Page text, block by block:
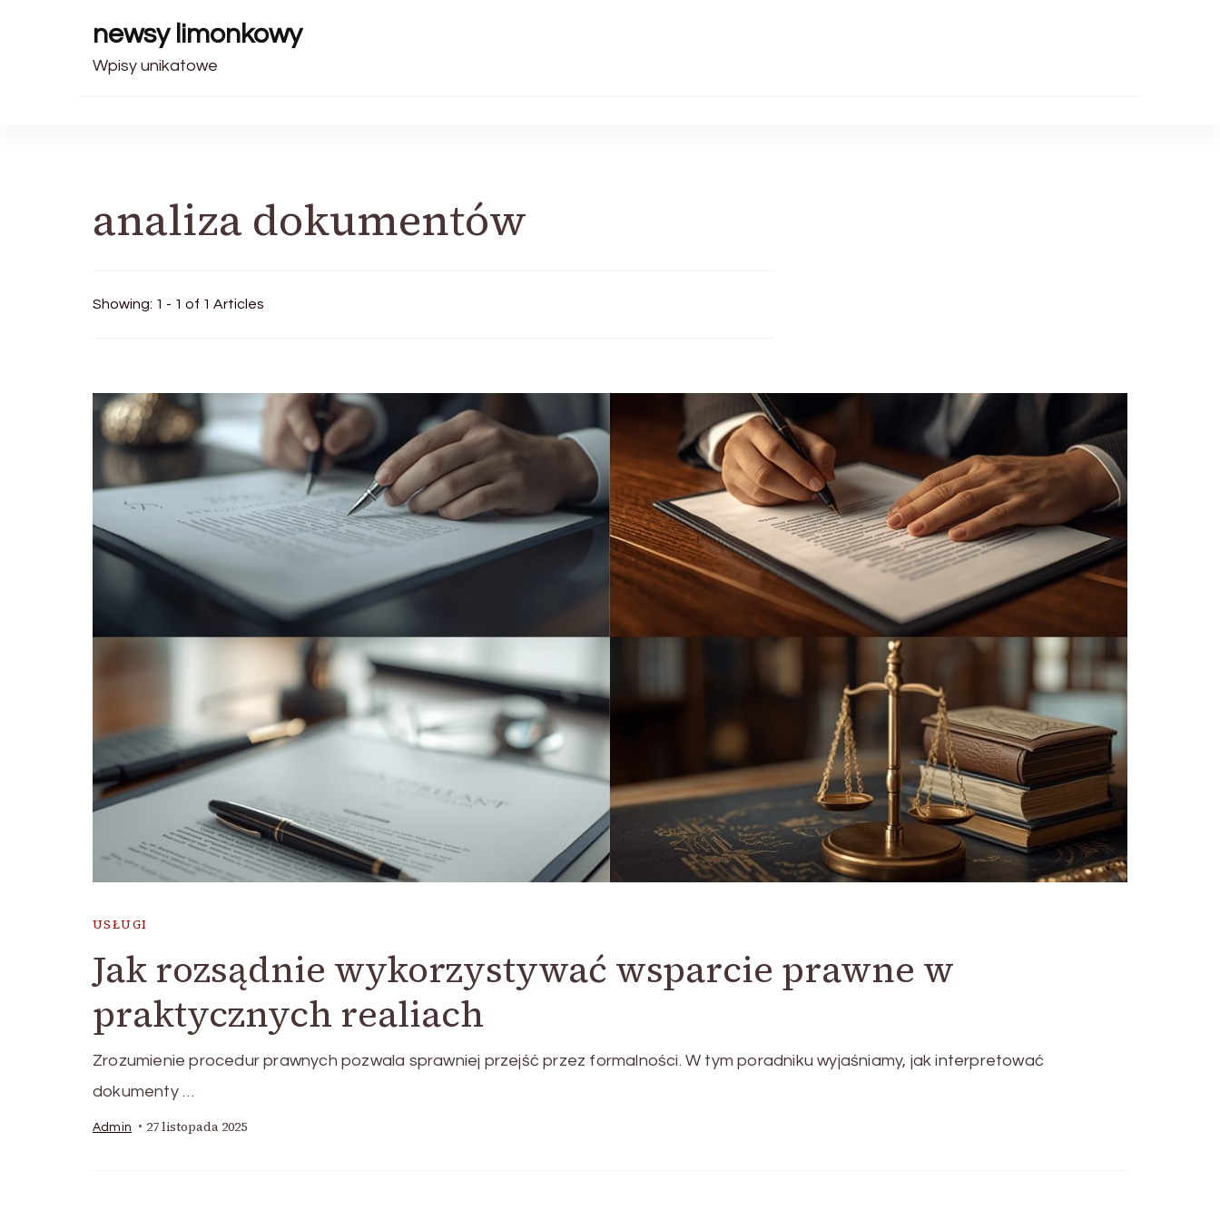
newsy limonkowy
Wpisy unikatowe
analiza dokumentów
Showing: 1 - 1 of 1 Articles
USŁUGI
Jak rozsądnie wykorzystywać wsparcie prawne w
praktycznych realiach
Zrozumienie procedur prawnych pozwala sprawniej przejść przez formalności. W tym poradniku wyjaśniamy, jak interpretować
dokumenty …
Admin 27 listopada 2025